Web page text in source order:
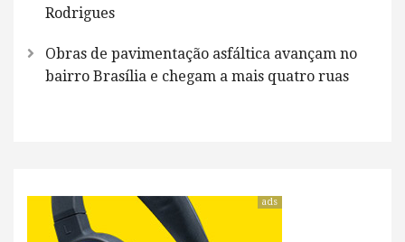
Rodrigues
Obras de pavimentação asfáltica avançam no
bairro Brasília e chegam a mais quatro ruas
ads